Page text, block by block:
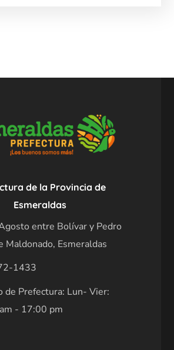
de la Provincia de
Esmeraldas
entre Bolívar y Pedro
Maldonado, Esmeraldas
1433
de Prefectura: Lun- Vier:
- 17:00 pm